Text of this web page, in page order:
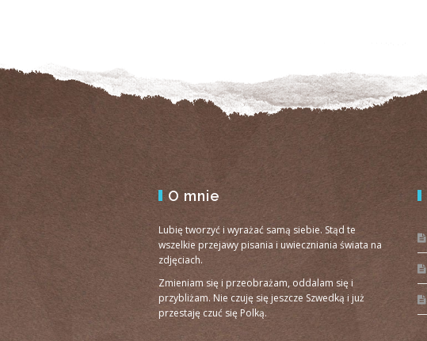
O mnie
Lubię tworzyć i wyrażać samą siebie. Stąd te
wszelkie przejawy pisania i uwieczniania świata na
zdjęciach.
Zmieniam się i przeobrażam, oddalam się i
przybliżam. Nie czuję się jeszcze Szwedką i już
przestaję czuć się Polką.